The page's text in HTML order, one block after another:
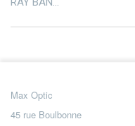
Max Optic
45 rue Boulbonne